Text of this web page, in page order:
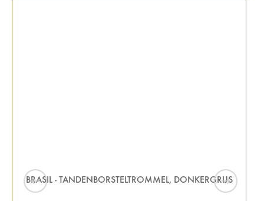
BRASIL - TANDENBORSTELTROMMEL, DONKERGRIJS